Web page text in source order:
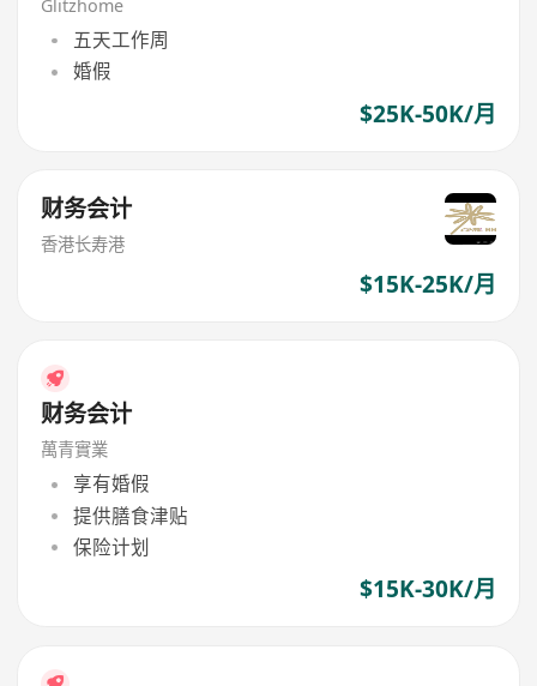
Glitzhome
五天工作周
婚假
$25K-50K/月
财务会计
香港长寿港
$15K-25K/月
财务会计
萬青實業
享有婚假
提供膳食津贴
保险计划
$15K-30K/月